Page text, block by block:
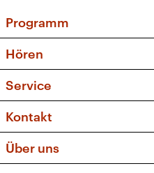
Programm
Sendungen und
Musikliste
Kakadu – Das
Hören
Frequenzen (UKW +
Service
FAQ
Apps
Newsletter
Kontakt
Social Media
Über uns